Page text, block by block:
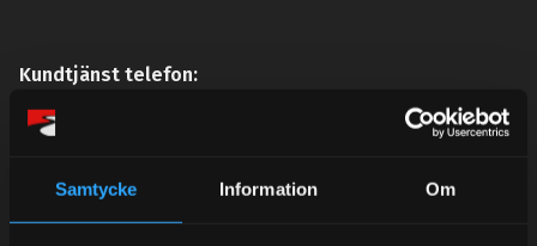
Samtycke Information Om
Kundtjänst telefon:
Semestertider.
under sommaren men med viss fördröjning. 2/7 -9/7 är
det helt stängt.